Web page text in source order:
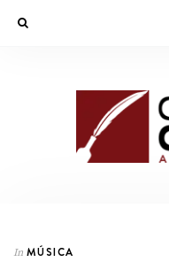
In MÚSICA